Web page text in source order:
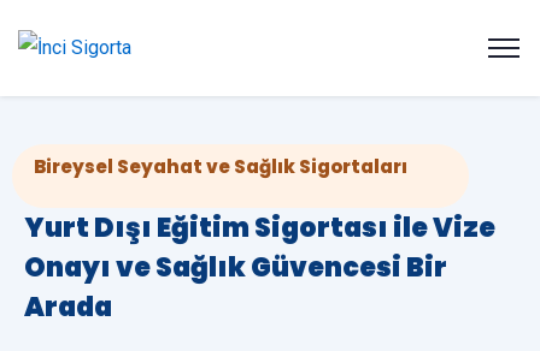
Bireysel Seyahat ve Sağlık Sigortaları
Yurt Dışı Eğitim Sigortası ile Vize
Onayı ve Sağlık Güvencesi Bir
Arada